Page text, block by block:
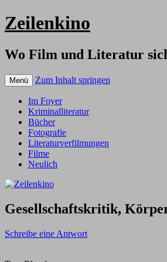
Zeilenkino
Wo Film und Literatur
Menü Zum Inhalt springen
Im Foyer
Kriminalliteratur
Bücher
Fotografie
Literaturverfilmungen
Filme
Neulich
Gesellschaftskritik,
Schreibe eine Antwort